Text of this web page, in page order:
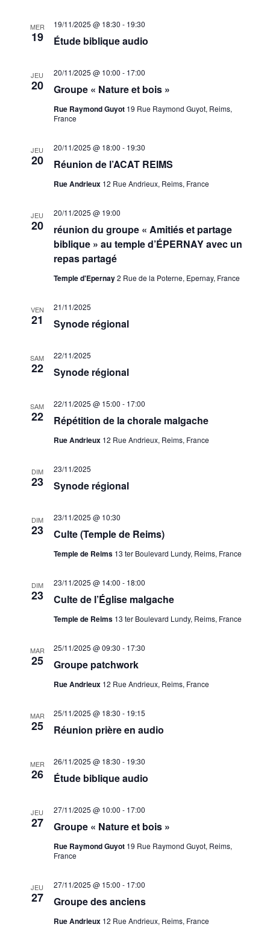
MER
19 Étude biblique audio
19/11/2025 @ 18:30 - 19:30
JEU
20 Groupe « Nature et bois »
20/11/2025 @ 10:00 - 17:00
Rue Raymond Guyot 19 Rue Raymond Guyot, Reims,
France
JEU
20 Réunion de l’ACAT REIMS
20/11/2025 @ 18:00 - 19:30
Rue Andrieux 12 Rue Andrieux, Reims, France
JEU
20
réunion du groupe « Amitiés et partage
biblique » au temple d’ÉPERNAY avec un
repas partagé
20/11/2025 @ 19:00
Temple d'Epernay2 Rue de la Poterne, Epernay, France
VEN
21 Synode régional
21/11/2025
SAM
22 Synode régional
22/11/2025
SAM
22 Répétition de la chorale malgache
22/11/2025 @ 15:00 - 17:00
Rue Andrieux 12 Rue Andrieux, Reims, France
DIM
23 Synode régional
23/11/2025
DIM
23 Culte (Temple de Reims)
23/11/2025 @ 10:30
Temple de Reims 13 ter Boulevard Lundy, Reims, France
DIM
23 Culte de l’Église malgache
23/11/2025 @ 14:00 - 18:00
Temple de Reims 13 ter Boulevard Lundy, Reims, France
MAR
25 Groupe patchwork
25/11/2025 @ 09:30 - 17:30
Rue Andrieux 12 Rue Andrieux, Reims, France
MAR
25 Réunion prière en audio
25/11/2025 @ 18:30 - 19:15
MER
26 Étude biblique audio
26/11/2025 @ 18:30 - 19:30
JEU
27 Groupe « Nature et bois »
27/11/2025 @ 10:00 - 17:00
Rue Raymond Guyot 19 Rue Raymond Guyot, Reims,
France
JEU
27 Groupe des anciens
27/11/2025 @ 15:00 - 17:00
Rue Andrieux 12 Rue Andrieux, Reims, France